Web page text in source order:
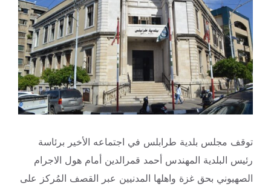
توقف مجلس بلدية طرابلس في اجتماعه الأخير برئاسة
رئيس البلدية المهندس أحمد قمرالدين أمام هول الاجرام
الصهيوني بحق غزة واهلها المدنيين عبر القصف المُركز على